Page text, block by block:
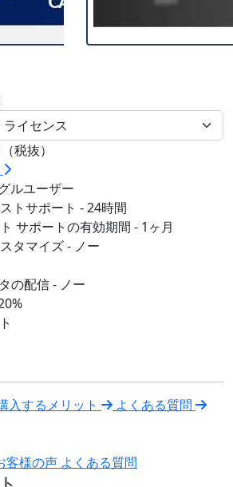
税抜）
ルユーザー
トサポート - 24時間
サポートの有効期間 - 1ヶ月
タマイズ - ノー
の配信 - ノー
入するメリット よくある質問
客様の声 よくある質問